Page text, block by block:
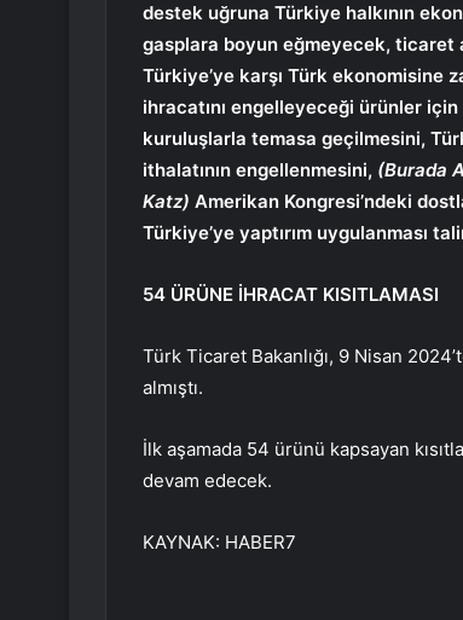
destek uğruna Türkiye halkının
gasplara boyun eğmeyecek, ticaret
Türkiye’ye karşı Türk ekonomisine
ihracatını engelleyeceği ürünler için
kuruluşlarla temasa geçilmesini,
ithalatının engellenmesini, (Burada
Katz) Amerikan Kongresi’ndeki
Türkiye’ye yaptırım uygulanması
54 ÜRÜNE İHRACAT KISITLAMASI
Türk Ticaret Bakanlığı, 9 Nisan
almıştı.
İlk aşamada 54 ürünü kapsayan
devam edecek.
KAYNAK: HABER7